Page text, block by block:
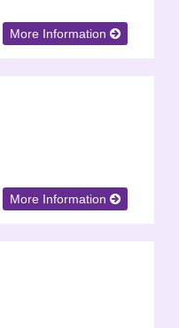
More Information
More Information